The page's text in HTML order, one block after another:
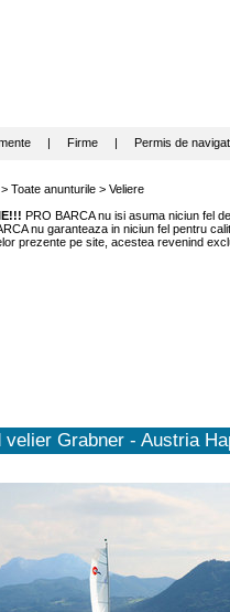
| Firme| Permis de
Toate anunturile> Veliere
PRO BARCA nu isi asuma niciun fel
nu garanteaza in niciun fel pentru
prezente pe site, acestea revenind
velier Grabner - Austria